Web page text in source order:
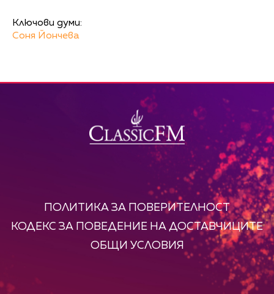
Ключови думи:
Соня Йончева
ПОЛИТИКА ЗА ПОВЕРИТЕЛНОСТ
КОДЕКС ЗА ПОВЕДЕНИЕ НА ДОСТАВЧИЦИТЕ
ОБЩИ УСЛОВИЯ